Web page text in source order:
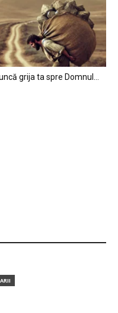
grija ta spre Domnul…